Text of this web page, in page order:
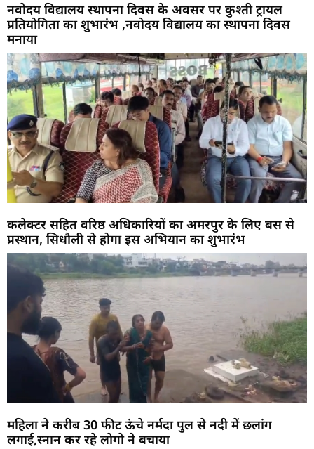
नवोदय विद्यालय स्थापना दिवस के अवसर पर कुश्ती ट्रायल
प्रतियोगिता का शुभारंभ ,नवोदय विद्यालय का स्थापना दिवस
मनाया
कलेक्टर सहित वरिष्ठ अधिकारियों का अमरपुर के लिए बस से
प्रस्थान, सिधौली से होगा इस अभियान का शुभारंभ
महिला ने करीब 30 फीट ऊंचे नर्मदा पुल से नदी में छलांग
लगाई,स्नान कर रहे लोगो ने बचाया